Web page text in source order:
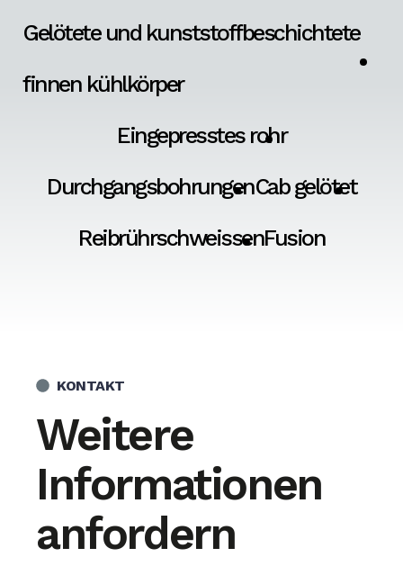
Gelötete und kunststoffbeschichtete
finnen kühlkörper
Eingepresstes rohr
DurchgangsbohrungenCab gelötet
ReibrührschweissenFusion
KONTAKT
Weitere
Informationen
anfordern